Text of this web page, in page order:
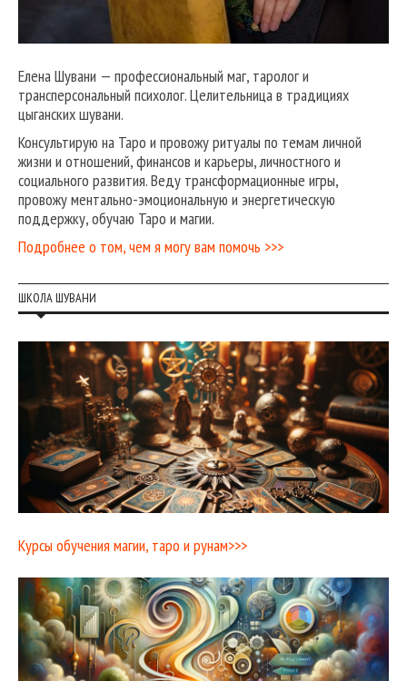
Елена Шувани — профессиональный маг, таролог и
трансперсональный психолог. Целительница в традициях
цыганских шувани.
Консультирую на Таро и провожу ритуалы по темам личной
жизни и отношений, финансов и карьеры, личностного и
социального развития. Веду трансформационные игры,
провожу ментально-эмоциональную и энергетическую
поддержку, обучаю Таро и магии.
Подробнее о том, чем я могу вам помочь >>>
ШКОЛА ШУВАНИ
Курсы обучения магии, таро и рунам>>>